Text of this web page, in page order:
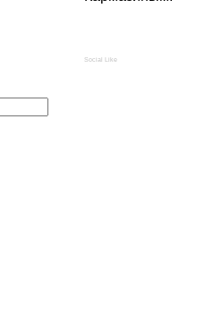
Social Like